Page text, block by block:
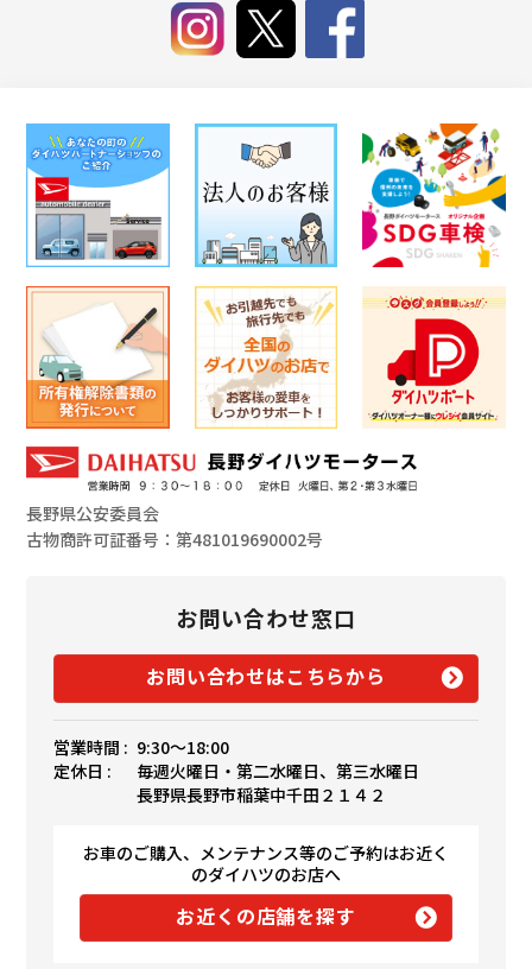
長野県公安委員会
古物商許可証番号：第481019690002号
お問い合わせ窓口
お問い合わせはこちらから
営業時間 : 9:30〜18:00
定休日 :
毎週火曜日・第二水曜日、第三水曜日
長野県長野市稲葉中千田２１４２
お車のご購入、メンテナンス等のご予約はお近く
のダイハツのお店へ
お近くの店舗を探す